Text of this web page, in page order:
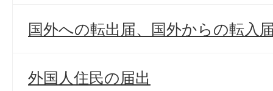
国外への転出届、国外からの転入
外国人住民の届出